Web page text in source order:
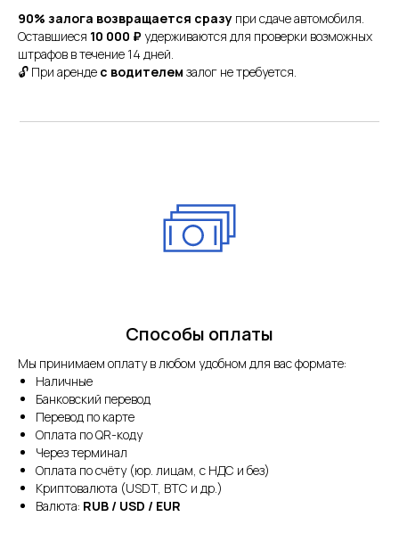
90% залога возвращается сразу при сдаче автомобиля.
Оставшиеся 10 000 ₽удерживаются для проверки возможных
штрафов в течение 14 дней.
🔓 При аренде с водителем залог не требуется.
Способы оплаты
Мы принимаем оплату в любом удобном для вас формате:
Наличные
Банковский перевод
Перевод по карте
Оплата по QR-коду
Через терминал
Оплата по счёту (юр. лицам, с НДС и без)
Криптовалюта (USDT, BTC и др.)
Валюта: RUB / USD / EUR